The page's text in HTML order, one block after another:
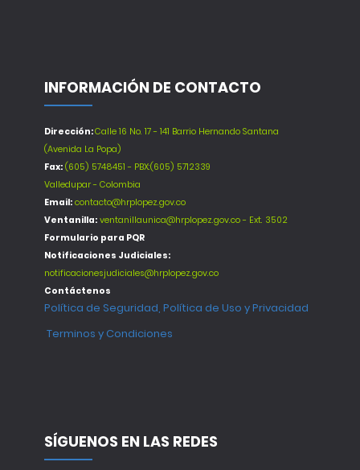
INFORMACIÓN DE CONTACTO
Dirección:Calle 16 No. 17 - 141 Barrio Hernando Santana
(Avenida La Popa)
Fax: (605) 5748451 - PBX:(605) 5712339
Valledupar - Colombia
Email: contacto@hrplopez.gov.co
Ventanilla: ventanillaunica@hrplopez.gov.co - Ext. 3502
Formulario para PQR
Notificaciones Judiciales:
notificacionesjudiciales@hrplopez.gov.co
Contáctenos
Política de Seguridad, Política de Uso y Privacidad
Terminos y Condiciones
SÍGUENOS EN LAS REDES